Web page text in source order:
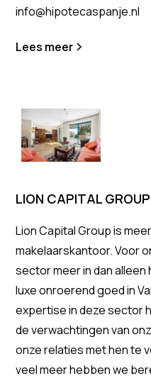
info@hipotecaspanje.nl
Lees meer
LION CAPITAL GROUP
Lion Capital Group is
makelaarskantoor. Voor
sector meer in dan
luxe onroerend goed in
expertise in deze sector
de verwachtingen van
onze relaties met hen te
veel meer hebben we